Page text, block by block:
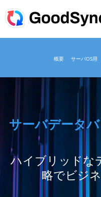
サポート
ダウンロード
今すぐ購入
概要 サーバOS用
サーバデータ
ハイブリッドな
略でビジ